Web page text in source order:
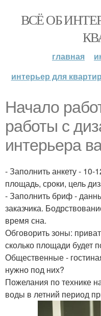
ВСЁ ОБ
главная
интерьер для
Начало
работы с
интерьера
- Заполнить анкету - 10-
площадь, сроки, цель
- Заполнить бриф -
заказчика.
время сна.
Обговорить зоны:
сколько площади будет
Общественные -
нужно под них?
Пожелания по технике
воды в летний период